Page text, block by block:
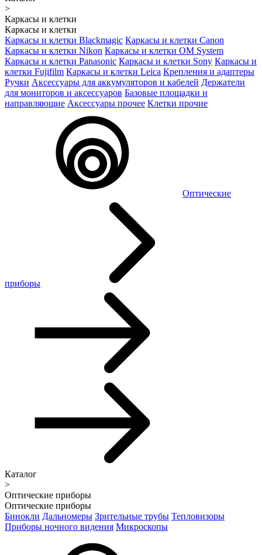
>
Каркасы и клетки
Каркасы и клетки
Каркасы и клетки Blackmagic Каркасы и клетки Canon
Каркасы и клетки Nikon Каркасы и клетки OM System
Каркасы и клетки Panasonic Каркасы и клетки Sony Каркасы и
клетки Fujifilm Каркасы и клетки Leica Крепления и адаптеры
Ручки Аксессуары для аккумуляторов и кабелей Держатели
для мониторов и аксессуаров Базовые площадки и
направляющие Аксессуары прочее Клетки прочие
Оптические
приборы
Каталог
>
Оптические приборы
Оптические приборы
Бинокли Дальномеры Зрительные трубы Тепловизоры
Приборы ночного видения Микроскопы